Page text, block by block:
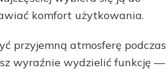
komfort użytkowania.
przyjemną atmosferę podczas
wyraźnie wydzielić funkcję —